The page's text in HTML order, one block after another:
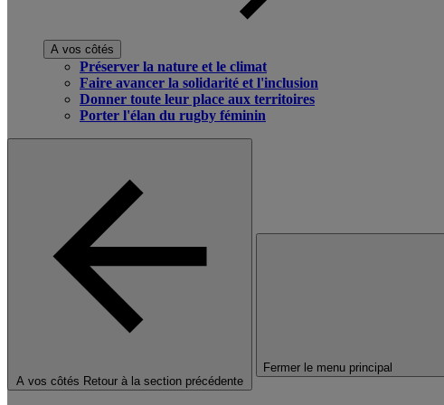
A vos côtés
Préserver la nature et le climat
Faire avancer la solidarité et l'inclusion
Donner toute leur place aux territoires
Porter l'élan du rugby féminin
A vos côtés Retour à la section précédente
Fermer le menu principal